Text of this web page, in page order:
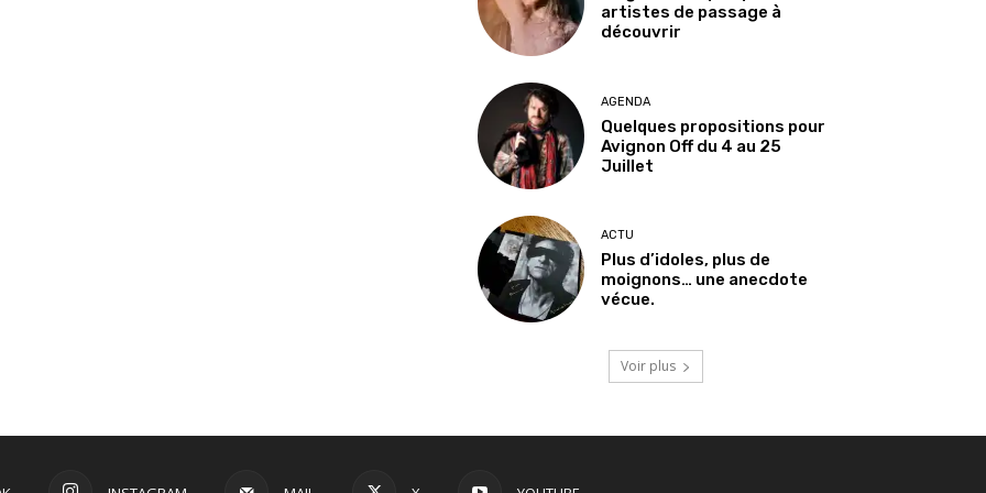
artistes de passage à
découvrir
AGENDA
Quelques propositions pour
Avignon Off du 4 au 25
Juillet
ACTU
Plus d’idoles, plus de
moignons… une anecdote
vécue.
Voir plus